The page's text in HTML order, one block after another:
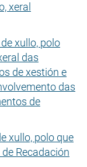
xeral
xullo, polo
das
de xestión e
das
de
xullo, polo que
Recadación